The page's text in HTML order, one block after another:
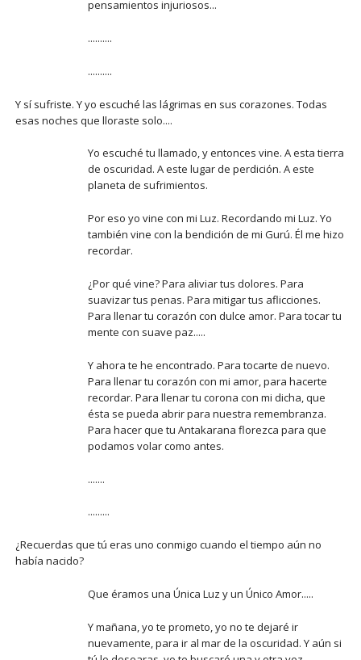
pensamientos injuriosos...
..........
..........
Y sí sufriste. Y yo escuché las lágrimas en sus corazones. Todas
esas noches que lloraste solo....
Yo escuché tu llamado, y entonces vine. A esta tierra
de oscuridad. A este lugar de perdición. A este
planeta de sufrimientos.
Por eso yo vine con mi Luz. Recordando mi Luz. Yo
también vine con la bendición de mi Gurú. Él me hizo
recordar.
¿Por qué vine? Para aliviar tus dolores. Para
suavizar tus penas. Para mitigar tus aflicciones.
Para llenar tu corazón con dulce amor. Para tocar tu
mente con suave paz.....
Y ahora te he encontrado. Para tocarte de nuevo.
Para llenar tu corazón con mi amor, para hacerte
recordar. Para llenar tu corona con mi dicha, que
ésta se pueda abrir para nuestra remembranza.
Para hacer que tu Antakarana florezca para que
podamos volar como antes.
.......
.........
¿Recuerdas que tú eras uno conmigo cuando el tiempo aún no
había nacido?
Que éramos una Única Luz y un Único Amor.....
Y mañana, yo te prometo, yo no te dejaré ir
nuevamente, para ir al mar de la oscuridad. Y aún si